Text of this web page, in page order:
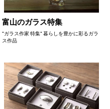
富山のガラス特集
"ガラス作家 特集" 暮らしを豊かに彩るガラ
ス作品